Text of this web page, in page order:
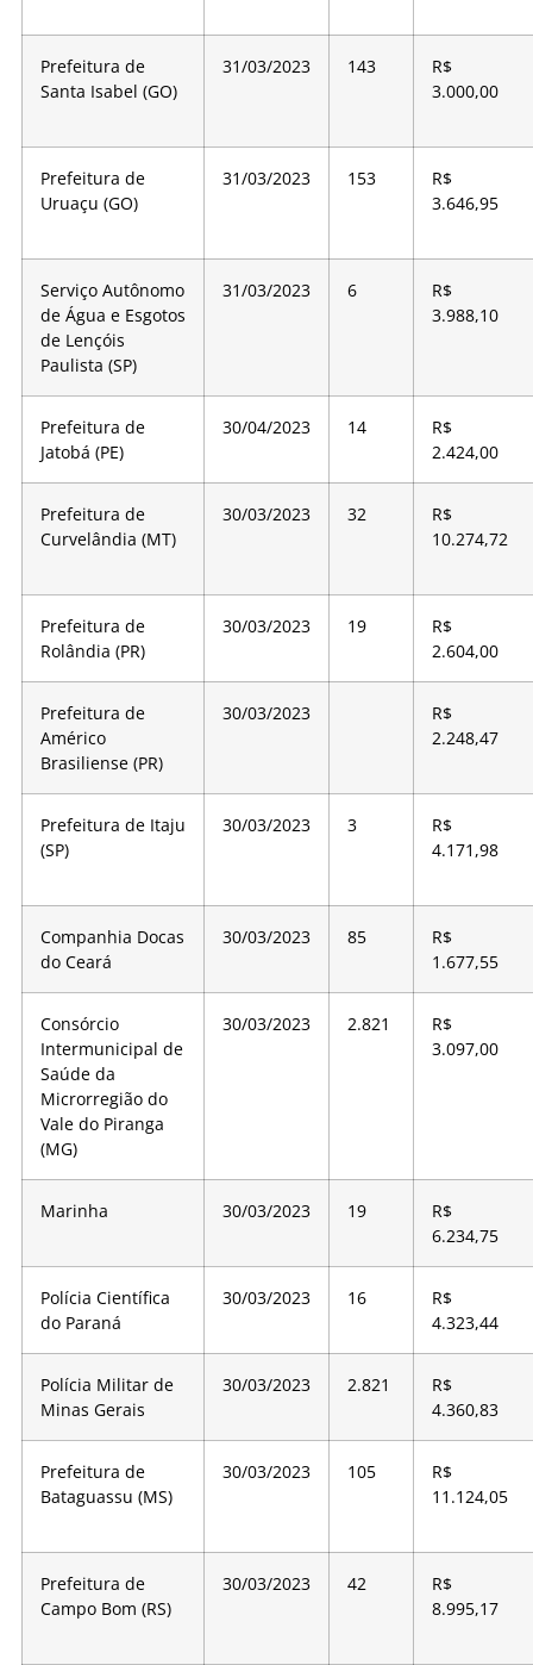
Prefeitura de
Santa Isabel (GO)
31/03/2023 143
R$
3.000,00
Prefeitura de
Uruaçu (GO)
31/03/2023 153
R$
3.646,95
Serviço Autônomo
de Água e Esgotos
de Lençóis
Paulista (SP)
31/03/2023 6
R$
3.988,10
Prefeitura de
Jatobá (PE)
30/04/2023 14
R$
2.424,00
Prefeitura de
Curvelândia (MT)
30/03/2023 32
R$
10.274,72
Prefeitura de
Rolândia (PR)
30/03/2023 19
R$
2.604,00
Prefeitura de
Américo
Brasiliense (PR)
30/03/2023
R$
2.248,47
Prefeitura de Itaju
(SP)
30/03/2023 3
R$
4.171,98
Companhia Docas
do Ceará
30/03/2023 85
R$
1.677,55
Consórcio
Intermunicipal de
Saúde da
Microrregião do
Vale do Piranga
(MG)
30/03/2023 2.821
R$
3.097,00
Marinha 30/03/2023 19
R$
6.234,75
Polícia Científica
do Paraná
30/03/2023 16
R$
4.323,44
Polícia Militar de
Minas Gerais
30/03/2023 2.821
R$
4.360,83
Prefeitura de
Bataguassu (MS)
30/03/2023 105
R$
11.124,05
Prefeitura de
Campo Bom (RS)
30/03/2023 42
R$
8.995,17